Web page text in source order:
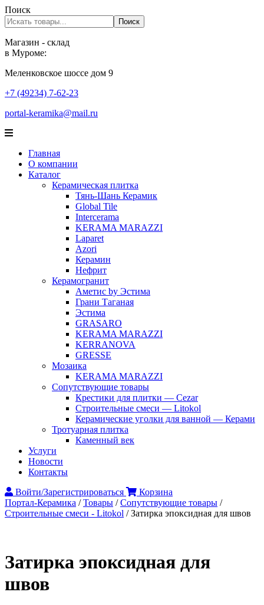
Поиск
Поиск
Магазин - склад
в Муроме:
Меленковское шоссе дом 9
+7 (49234) 7-62-23
portal-keramika@mail.ru
Главная
О компании
Каталог
Керамическая плитка
Тянь-Шань Керамик
Global Tile
Intercerama
KERAMA MARAZZI
Laparet
Аzori
Керамин
Нефрит
Керамогранит
Аметис by Эстима
Грани Таганая
Эстима
GRASARO
KERAMA MARAZZI
KERRANOVA
GRESSE
Мозаика
KERAMA MARAZZI
Сопутствующие товары
Крестики для плитки — Cezar
Строительные смеси — Litokol
Керамические уголки для ванной — Керами
Тротуарная плитка
Каменный век
Услуги
Новости
Контакты
Войти/Зарегистрироваться
Корзина
Портал-Керамика /Товары /Сопутствующие товары /
Строительные смеси - Litokol /Затирка эпоксидная для швов
Затирка эпоксидная для
швов